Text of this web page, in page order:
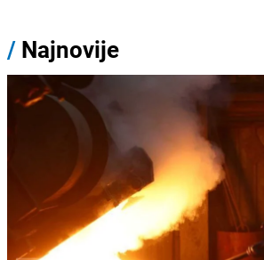
/ Najnovije